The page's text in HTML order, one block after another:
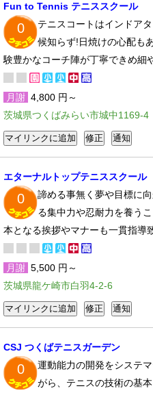
Fun to Tennis テニススクール
0
テニスコートはインドア
候知らず!日焼けの心配も
験豊かなコーチ陣が丁寧できめ細
月謝 4,800 円～
茨城県つくばみらい市城中1169-4
エターナルトップテニススクール
0
諦める事無く夢や目標に
る集中力や忍耐力を養う
本となる挨拶やマナーも一貫指導
月謝 5,500 円～
茨城県龍ケ崎市白羽4-2-6
CSJ つくばテニスガーデン
0
運動能力の開発をシステ
がら、テニスの技術の基